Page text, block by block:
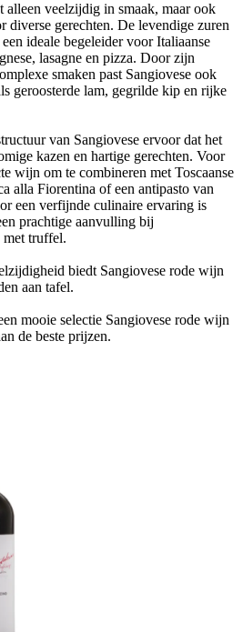
alleen veelzijdig in smaak, maar ook
diverse gerechten. De levendige zuren
ideale begeleider voor Italiaanse
lasagne en pizza. Door zijn
smaken past Sangiovese ook
geroosterde lam, gegrilde kip en rijke
van Sangiovese ervoor dat het
kazen en hartige gerechten. Voor
wijn om te combineren met Toscaanse
alla Fiorentina of een antipasto van
een verfijnde culinaire ervaring is
prachtige aanvulling bij
met truffel.
biedt Sangiovese rode wijn
aan tafel.
mooie selectie Sangiovese rode wijn
de beste prijzen.